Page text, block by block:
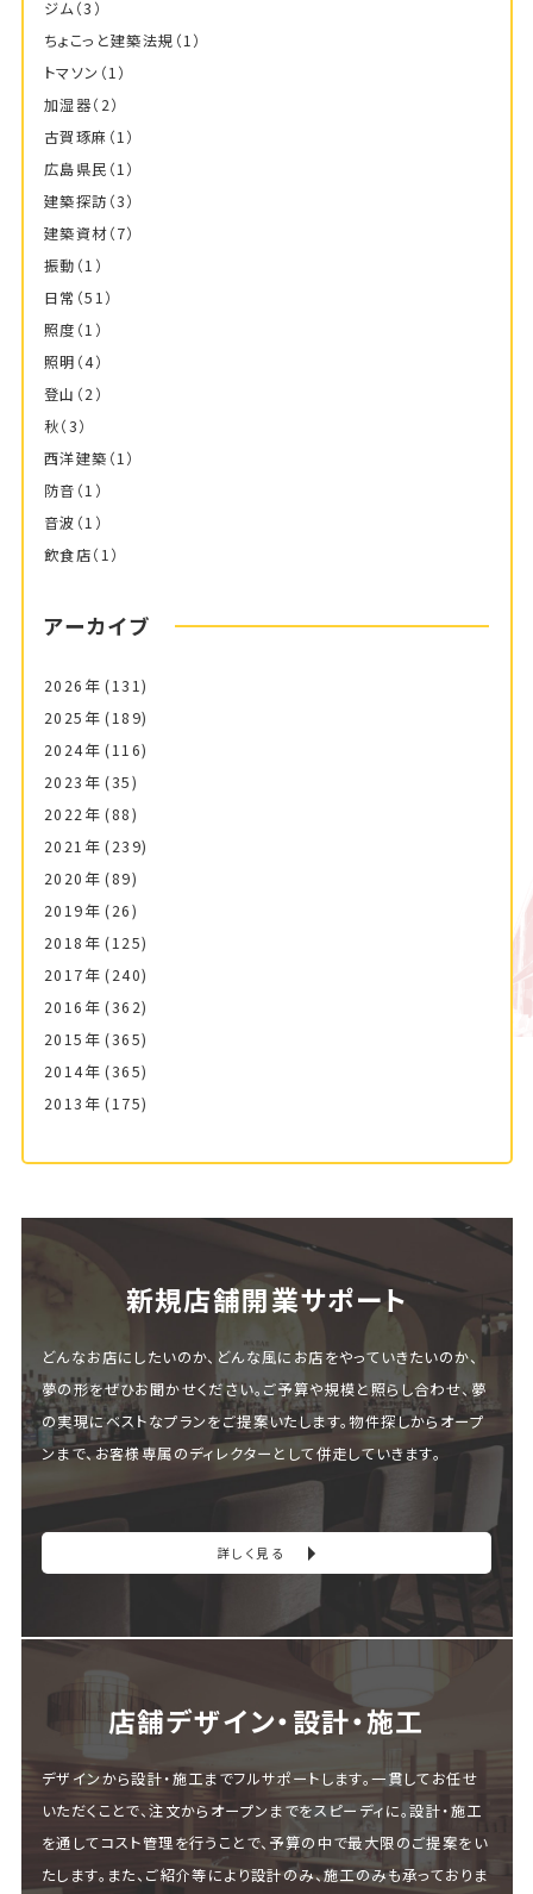
ジム（3）
ちょこっと建築法規 （1）
トマソン （1）
加湿器（2）
古賀琢麻 （1）
広島県民 （1）
建築探訪 （3）
建築資材（7）
振動 （1）
日常 （51）
照度 （1）
照明 （4）
登山 （2）
秋（3）
西洋建築 （1）
防音 （1）
音波 （1）
飲食店（1）
アーカイブ
2026年 (131)
2025年 (189)
2024年 (116)
2023年 (35)
2022年 (88)
2021年 (239)
2020年 (89)
2019年 (26)
2018年 (125)
2017年 (240)
2016年 (362)
2015年 (365)
2014年 (365)
2013年 (175)
新規店舗開業サポート
どんなお店にしたいのか、どんな風にお店をやっていきたいのか、
夢の形をぜひお聞かせください。ご予算や規模と照らし合わせ、夢
の実現にベストなプランをご提案いたします。物件探しからオープ
ンまで、お客様専属のディレクターとして併走していきます。
詳しく見る
店舗デザイン・設計・施⼯
デザインから設計・施工までフルサポートします。一貫してお任せ
いただくことで、注文からオープンまでをスピーディに。設計・施工
を通してコスト管理を行うことで、予算の中で最大限のご提案をい
たします。また、ご紹介等により設計のみ、施工のみも承っておりま